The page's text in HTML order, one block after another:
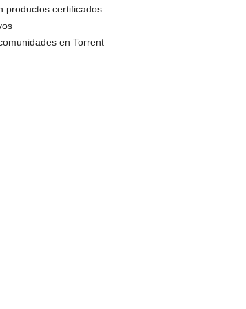
productos certificados
en Torrent